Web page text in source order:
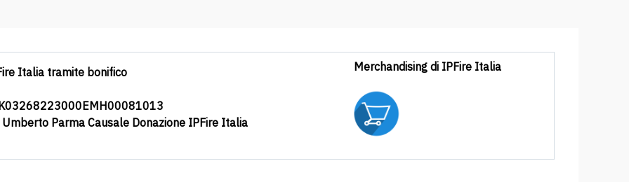
Italia tramite bonifico
Parma Causale Donazione IPFire Italia
Merchandising di IPFire Italia